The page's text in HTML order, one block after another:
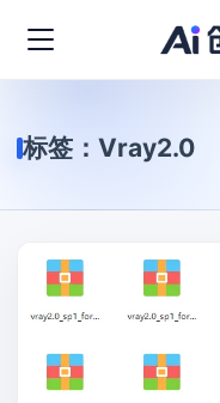
标签： Vray2.0